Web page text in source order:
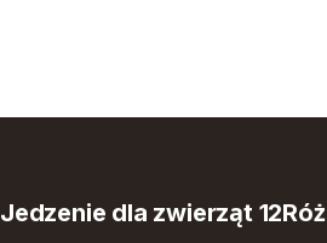
Jedzenie dla zwierząt 12Róż